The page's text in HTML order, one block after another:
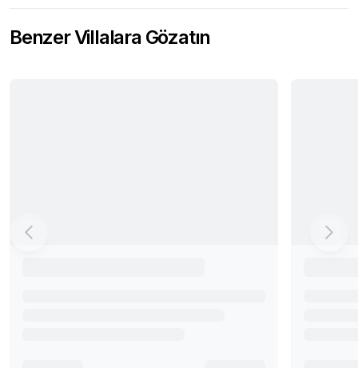
Benzer Villalara Gözatın